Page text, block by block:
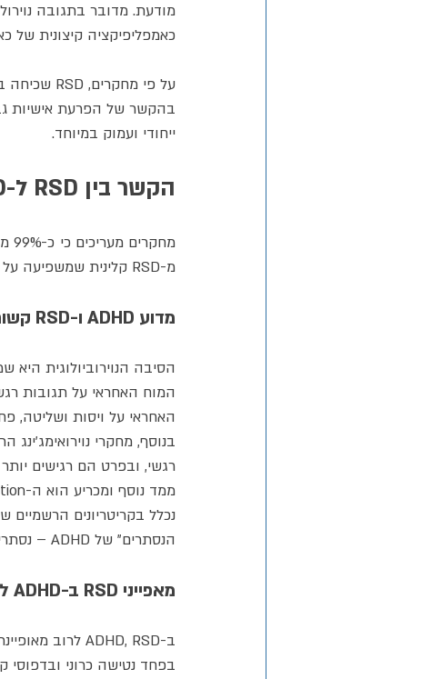
מודעת. מדובר בתגובה
כאמפליפיקציה קיצונית
על פי מחקרים, RSD שכיחה במיוחד אצל אנשים עם
ייחודי ועמוק במיוחד.
הקשר בין RSD ל-ADHD
מ-RSD קלינית שמשפיעה על תפקודם היומיומי באופן משמעותי.
מדוע ADHD ו-RSD קשורים כל כך?
המוח האחראי על תגובות
האחראי על ויסות ושליטה,
רגשי, ובפרט הם רגישים
הנסתרים" של ADHD – נסתרים לא כי הם נדירים, אלא כי תקופה ארוכה לא זכו לתשומת הלב המחקרית הראויה.
מאפייני RSD ב-ADHD לעומת הפרעות אחרות